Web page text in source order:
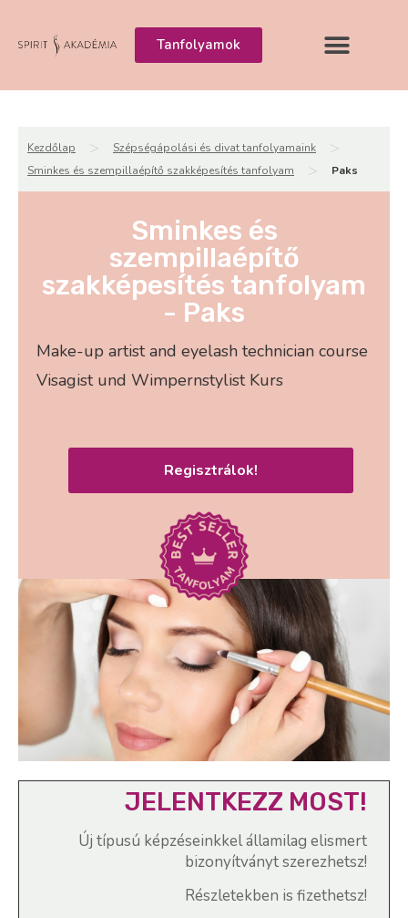
Tanfolyamok
Kezdőlap > Szépségápolási és divat tanfolyamaink >
Sminkes és szempillaépítő szakképesítés tanfolyam > Paks
Sminkes és
szempillaépítő
szakképesítés tanfolyam
- Paks
Make-up artist and eyelash technician course
Visagist und Wimpernstylist Kurs
Regisztrálok!
JELENTKEZZ MOST!
Új típusú képzéseinkkel államilag elismert
bizonyítványt szerezhetsz!
Részletekben is fizethetsz!